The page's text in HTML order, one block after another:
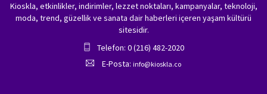
Kioskla, etkinlikler, indirimler, lezzet noktaları, kampanyalar, teknoloji,
moda, trend, güzellik ve sanata dair haberleri içeren yaşam kültürü
sitesidir.
Telefon: 0 (216) 482-2020
E-Posta: info@kioskla.co